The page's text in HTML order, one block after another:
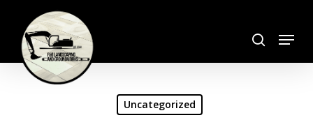
main
content
Menu
Uncategorized
Close
Menu